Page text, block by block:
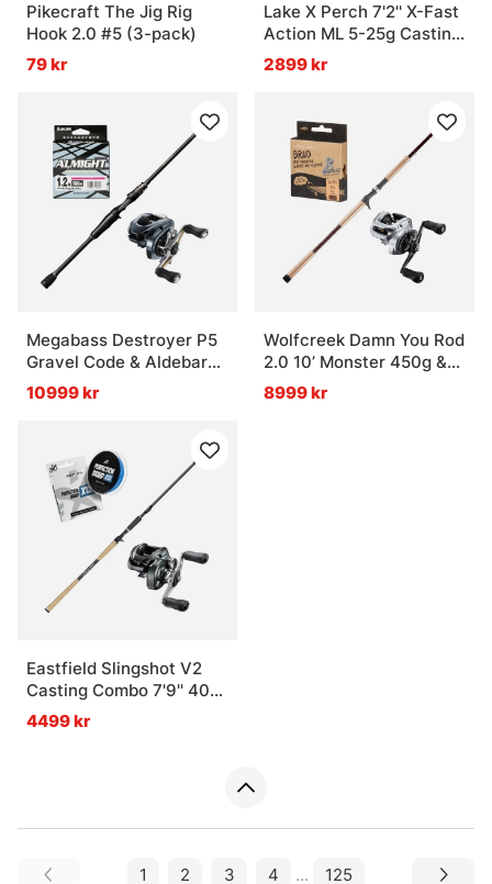
Pikecraft The Jig Rig
Hook 2.0 #5 (3-pack)
79 kr
Lake X Perch 7'2'' X-Fast
Action ML 5-25g Casting
Combo
2899 kr
Megabass Destroyer P5
Gravel Code & Aldebaran
BFS Combo
10999 kr
Wolfcreek Damn You Rod
2.0 10’ Monster 450g &
Tranx Combo
8999 kr
Eastfield Slingshot V2
Casting Combo 7'9'' 40-
110g V2
4499 kr
1 2 3 4 ... 125